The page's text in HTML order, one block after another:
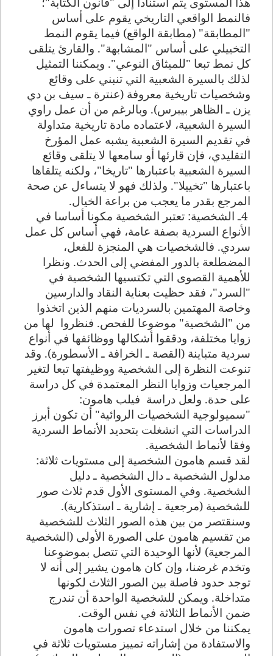
فالنمط الواقعي التاريخي يقوم على أساس
"المطابقة" (مطابقة الواقع) فيما يقوم النمط
التخييلي على أساس "المشابهة". والقارئ يتلقى
كل نمط تبعا "للميثاق النوعي". ويمكننا التمثيل
لذلك بالسيرة الشعبية التي تنبني على وقائع
وشخصيات تاريخية معروفة (عنترة ـ سيف بن دي
يزن ـ الظاهر بيبرس). وبالرغم من أن عمل راوي
السيرة الشعبية، لاعتماده مادة تاريخية متداولة
في تقديم السيرة الشعبية يشبه عمل المؤرخ
التقليدي، فإن قارئها أو سامعها لا يتلقى وقائع
السيرة الشعبية باعتبارها "تاريخا"، ولكنه يتلقاها
باعتبارها "تخييلا". ولذلك فهو لا يتساءل عن صحة
المرجع بقدر ما يعجب من براعة الخيال.
4ـ الشخصية: تعتبر الشخصية مكونا أساسا في
الأنواع السردية بصفة عامة، فهي أساس كل عمل
سردي. فالشخصيات هي المنجزة للفعل،
المضطلعة بالدور المفضي إلى الحدث. ونظرا
للأهمية القصوى التي تكتسيها الشخصية في
"السرد"، فقد حظيت بعناية النقاد والدارسين
وخاصة المهتمين بالسرديات منهم الذين اتخذوا
من "الشخصية" موضوعا للفحص. فنظروا لها من
زوايا مختلفة، ودققوا أشكالها ووظائفها في أنواع
سردية متباينة (القصة ـ الخرافة ـ الأسطورة). وقد
تنوعت النظرة إلى الشخصية ووظيفتها تبعا لتغير
المرجعيات وزوايا النظر المعتمدة في كل دراسة
على حدة. ولعل دراسة فيلب هامون:
"سميولوجية الشخصيات الروائية" أن تكون أبرز
الدراسات التي انشغلت بتحديد الأنماط السردية
وفقا لأنماط الشخصية.
لقد قسم هامون الشخصية إلى مستويات ثلاثة:
مدلول الشخصية ـ دال الشخصية ـ دليل
الشخصية. وفي المستوى الأول قدم ثلاث صور
للشخصية (مرجعية ـ إشارية ـ استذكارية).
وسنقتصر من بين هذه الصور الثلاث للشخصية
من تقسيم هامون على الصورة الأولى (الشخصية
المرجعية) لأنها الوحيدة التي تتصل بموضوعنا
وتخدم غرضنا، وإن كان هامون يشير إلى أنه لا
توجد حدود فاصلة بين الصور الثلاث لكونها
متداخلة. ويمكن للشخصية الواحدة أن تندرج
ضمن الأنماط الثلاثة في نفس الوقت.
يمكننا من خلال استدعاء تصورات هامون
والاستفادة من إشاراته تمييز مستويات ثلاثة في